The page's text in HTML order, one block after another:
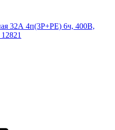
32А 4п(3P+PE) 6ч, 400В,